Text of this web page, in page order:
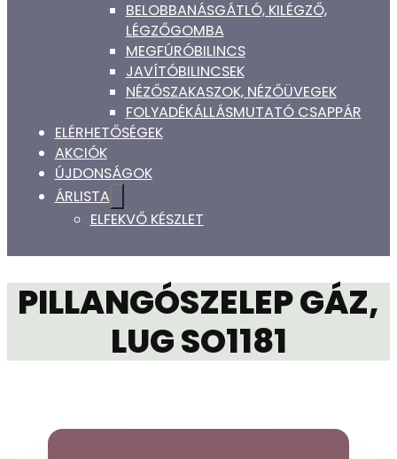
BELOBBANÁSGÁTLÓ, KILÉGZŐ,
LÉGZŐGOMBA
MEGFÚRÓBILINCS
JAVÍTÓBILINCSEK
NÉZŐSZAKASZOK, NÉZŐÜVEGEK
FOLYADÉKÁLLÁSMUTATÓ CSAPPÁR
ELÉRHETŐSÉGEK
AKCIÓK
ÚJDONSÁGOK
ÁRLISTA
ELFEKVŐ KÉSZLET
PILLANGÓSZELEP GÁZ,
LUG SO1181